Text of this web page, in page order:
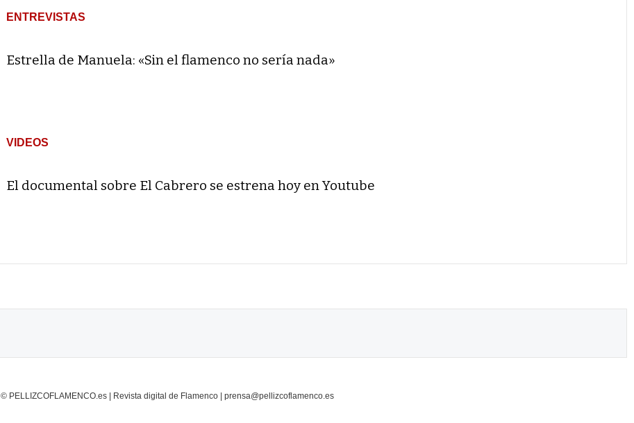
ENTREVISTAS
Estrella de Manuela: «Sin el flamenco no sería nada»
VIDEOS
El documental sobre El Cabrero se estrena hoy en Youtube
© PELLIZCOFLAMENCO.es | Revista digital de Flamenco | prensa@pellizcoflamenco.es